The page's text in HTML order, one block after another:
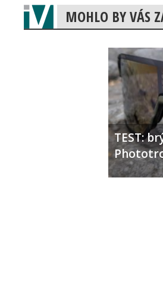
MOHLO BY VÁS
TEST: